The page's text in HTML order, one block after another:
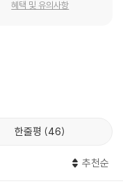
겸허한 형태로 출간된
빼곡하다. 물론 일부 단편
「세상에서 가장 빠른 사
있겠지만) 수작이라 할 수
알 수 있듯이, 독자들이
격받지 않도록 중간중간
스포일러에 유의할 필요가
혜택 및 유의사항
한줄평 46
추천순